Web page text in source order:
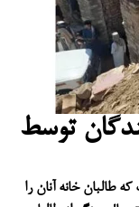
توسط
طالبان خانه آنان را